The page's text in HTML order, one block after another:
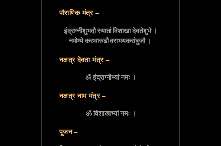
पौराणिक मंत्र –
इंद्राग्नीशुभदौ स्यातां विशाखा देवतेशुभे ।
नमोम्ये करथारुढौ वराभयकरांबुजौ ।
नक्षत्र देवता मंत्र –
ॐ इंद्राग्नीभ्यां नमः ।
नक्षत्र नाम मंत्र –
ॐ विशाखाभ्यां नमः ।
पूजन –